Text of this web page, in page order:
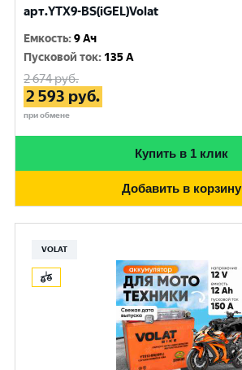
арт.YTX9-BS(iGEL)Volat
Емкость:9 Ач
Пусковой ток: 135 A
2 674руб.
2 593 руб.
при обмене
Купить в 1 клик
Добавить в корзину
VOLAT